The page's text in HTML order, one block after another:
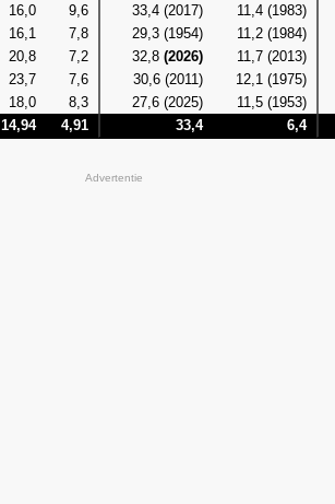
16,0 9,6 33,4 (2017)
11,4 (1983)
16,1 7,8 29,3 (1954)
11,2 (1984)
20,8 7,2 32,8(2026)
11,7 (2013)
23,7 7,6 30,6 (2011)
12,1 (1975)
18,0 8,3 27,6 (2025)
11,5 (1953)
14,94 4,91 33,4 6,4
Advertentie